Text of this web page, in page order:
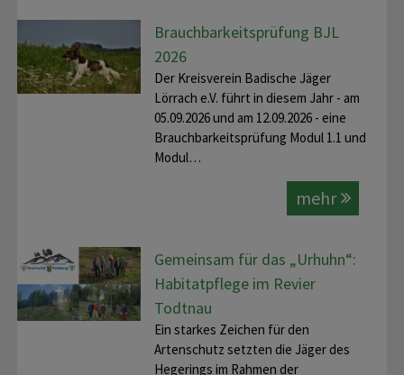
Brauchbarkeitsprüfung BJL
2026
Der Kreisverein Badische Jäger
Lörrach e.V. führt in diesem Jahr - am
05.09.2026 und am 12.09.2026 - eine
Brauchbarkeitsprüfung Modul 1.1 und
Modul…
mehr
Gemeinsam für das „Urhuhn“:
Habitatpflege im Revier
Todtnau
Ein starkes Zeichen für den
Artenschutz setzten die Jäger des
Hegerings im Rahmen der